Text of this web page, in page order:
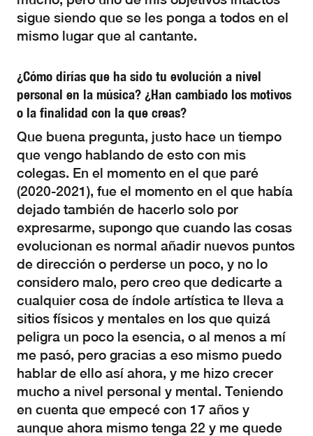
sigue siendo que se les ponga a todos en el
mismo lugar que al cantante.
¿Cómo dirías que ha sido tu evolución a nivel
personal en la música? ¿Han cambiado los motivos
o la finalidad con la que creas?
Que buena pregunta, justo hace un tiempo
que vengo hablando de esto con mis
colegas. En el momento en el que paré
(2020-2021), fue el momento en el que había
dejado también de hacerlo solo por
expresarme, supongo que cuando las cosas
evolucionan es normal añadir nuevos puntos
de dirección o perderse un poco, y no lo
considero malo, pero creo que dedicarte a
cualquier cosa de índole artística te lleva a
sitios físicos y mentales en los que quizá
peligra un poco la esencia, o al menos a mí
me pasó, pero gracias a eso mismo puedo
hablar de ello así ahora, y me hizo crecer
mucho a nivel personal y mental. Teniendo
en cuenta que empecé con 17 años y
aunque ahora mismo tenga 22 y me quede